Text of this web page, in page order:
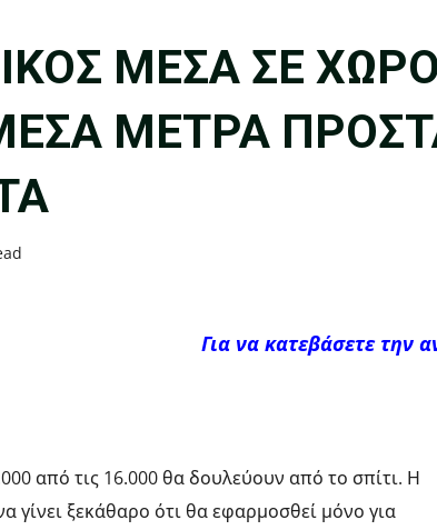
ΜΕΣΑ ΣΕ
ΜΕΤΡΑ
Για να κατεβάσετε την
από τις 16.000 θα δουλεύουν από το σπίτι. Η
γίνει ξεκάθαρο ότι θα εφαρμοσθεί μόνο για